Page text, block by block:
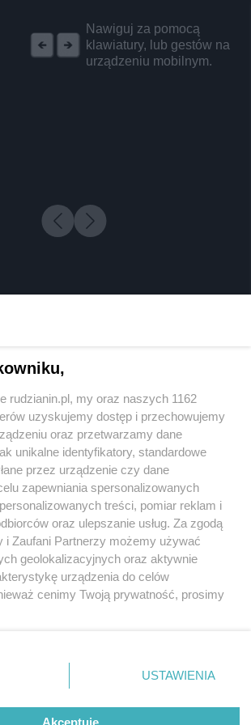
Nawiguj za pomocą
klawiatury, lub gestów na
urządzeniu mobilnym.
2 / 0
prywatności regulamin korzystania z portali
Skontakuj sięz nami
Kontakt
Wydawca
Redakcja
rudzianin.pl, my oraz naszych 1162
uzyskujemy dostęp i przechowujemy
oraz przetwarzamy dane
unikalne identyfikatory, standardowe
przez urządzenie czy dane
zapewniania spersonalizowanych
treści, pomiar reklam i
oraz ulepszanie usług. Za zgodą
i Zaufani Partnerzy możemy używać
geolokalizacyjnych oraz aktywnie
urządzenia do celów
cenimy Twoją prywatność, prosimy
się w lewym dolnym rogu strony
przetwarzania danych nie wymagają
ale masz prawo sprzeciwić się
Preferencje będą miały
USTAWIENIA
Akceptuję